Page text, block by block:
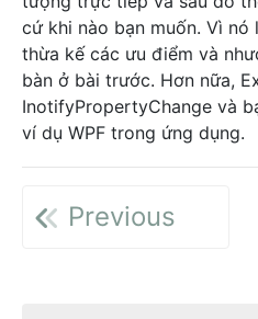
cứ khi nào bạn muốn. Vì nó
thừa kế các ưu điểm và
bàn ở bài trước. Hơn nữa,
InotifyPropertyChange và
ví dụ WPF trong ứng dụng.
Previous